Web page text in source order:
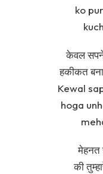
ko
केवल
हकीकत
Kewal
hoga
मेहनत
की